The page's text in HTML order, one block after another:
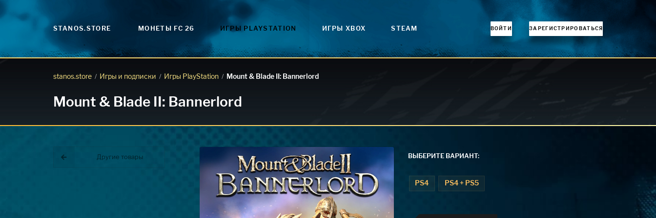
STANOS.STORE МОНЕТЫ FC 26 ИГРЫ PLAYSTATION ИГРЫ XBOX STEAM ВОЙТИ ЗАРЕГИСТРИРОВАТЬСЯ
stanos.store / Игры и подписки / Игры PlayStation / Mount & Blade II: Bannerlord
Mount & Blade II: Bannerlord
Другие товары ВЫБЕРИТЕ ВАРИАНТ:
PS4 PS4 + PS5